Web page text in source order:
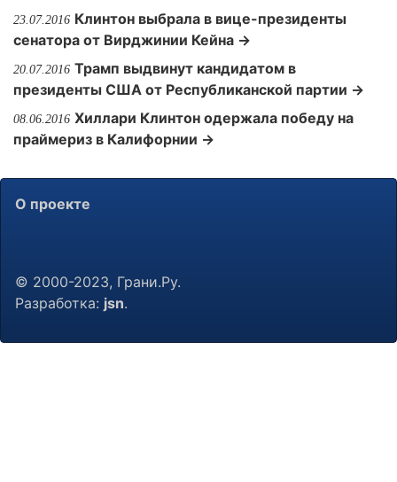
23.07.2016 Клинтон выбрала в вице-президенты
сенатора от Вирджинии Кейна →
20.07.2016 Трамп выдвинут кандидатом в
президенты США от Республиканской партии →
08.06.2016 Хиллари Клинтон одержала победу на
праймериз в Калифорнии →
О проекте
© 2000-2023, Грани.Ру.
Разработка: jsn.